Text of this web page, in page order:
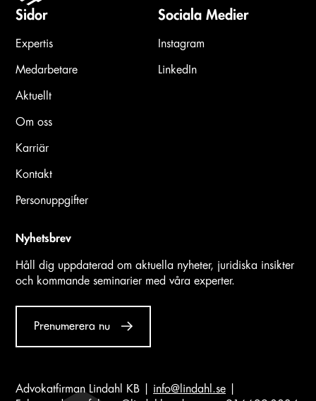
Sidor
Expertis
Medarbetare
Aktuellt
Om oss
Karriär
Kontakt
Personuppgifter
Sociala Medier
Instagram
LinkedIn
Nyhetsbrev
Håll dig uppdaterad om aktuella nyheter, juridiska insikter
och kommande seminarier med våra experter.
Prenumerera nu
Advokatfirman Lindahl KB | info@lindahl.se